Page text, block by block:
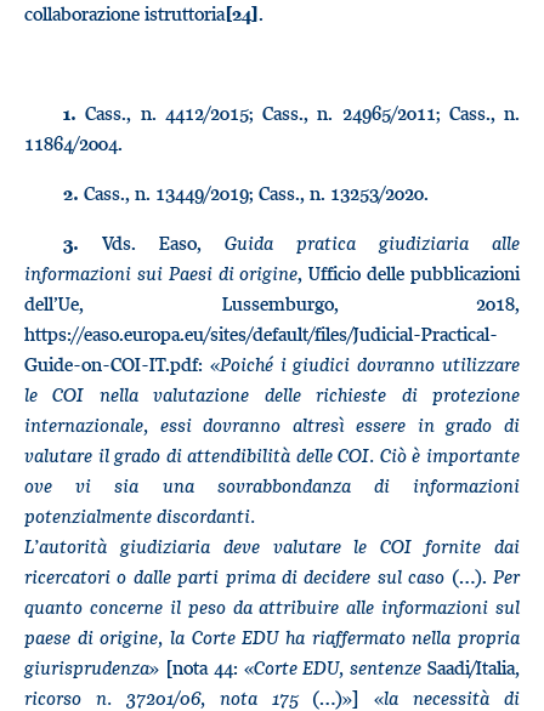
collaborazione istruttoria[24].
1. Cass., n. 4412/2015; Cass., n. 24965/2011; Cass., n.
11864/2004.
2. Cass., n. 13449/2019; Cass., n. 13253/2020.
3. Vds. Easo, Guida pratica giudiziaria alle
informazioni sui Paesi di origine, Ufficio delle pubblicazioni
dell’Ue, Lussemburgo, 2018,
https://easo.europa.eu/sites/default/files/Judicial-Practical-
Guide-on-COI-IT.pdf: «Poiché i giudici dovranno utilizzare
le COI nella valutazione delle richieste di protezione
internazionale, essi dovranno altresì essere in grado di
valutare il grado di attendibilità delle COI. Ciò è importante
ove vi sia una sovrabbondanza di informazioni
potenzialmente discordanti.
L’autorità giudiziaria deve valutare le COI fornite dai
ricercatori o dalle parti prima di decidere sul caso (…). Per
quanto concerne il peso da attribuire alle informazioni sul
paese di origine, la Corte EDU ha riaffermato nella propria
giurisprudenza» [nota 44: «Corte EDU, sentenze Saadi/Italia,
ricorso n. 37201/06, nota 175(…)»] «la necessità di